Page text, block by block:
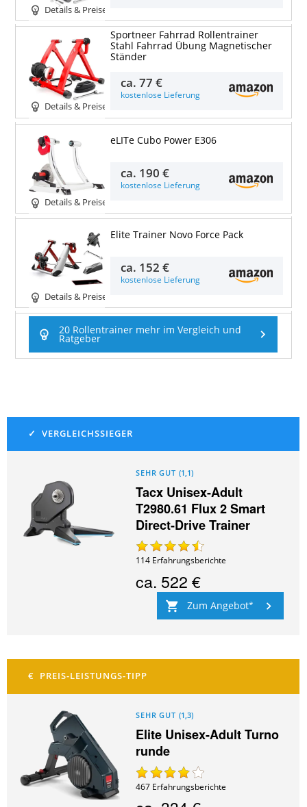
Details & Preise
Details & Preise
Sportneer Fahrrad Rollentrainer
Stahl Fahrrad Übung Magnetischer
Ständer
ca.77 €
kostenlose Lieferung
Details & Preise
eLITe Cubo Power E306
ca. 190 €
kostenlose Lieferung
Details & Preise
Elite Trainer Novo Force Pack
ca. 152 €
kostenlose Lieferung
20 Rollentrainer mehr im Vergleich und
Ratgeber
SEHR GUT (1,1)
Tacx Unisex-Adult
T2980.61 Flux 2 Smart
Direct-Drive Trainer
114 Erfahrungsberichte
ca. 522 €
Zum Angebot
SEHR GUT (1,3)
Elite Unisex-Adult Turno
runde
467 Erfahrungsberichte